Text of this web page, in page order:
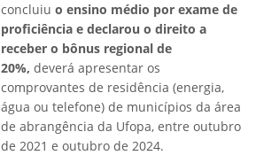
concluiu o ensino médio por exame de
proficiência e declarou o direito a
receber o bônus regional de
20%, deverá apresentar os
comprovantes de residência (energia,
água ou telefone) de municípios da área
de abrangência da Ufopa, entre outubro
de 2021 e outubro de 2024.